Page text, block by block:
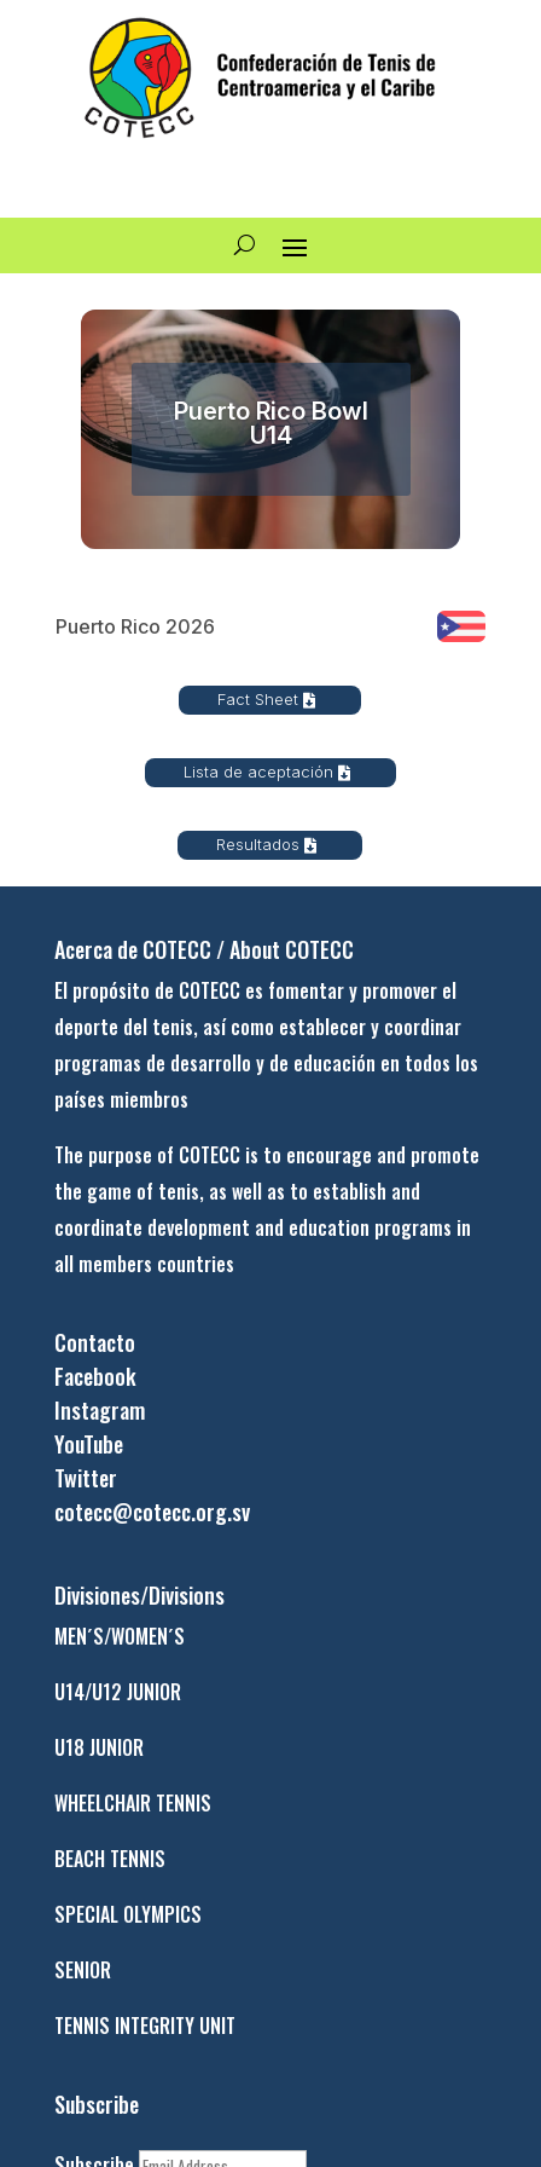
Puerto Rico Bowl
U14
Puerto Rico 2026
Fact Sheet
Lista de aceptación
Resultados
Acerca de COTECC / About COTECC
El propósito de COTECC es fomentar y promover el
deporte del tenis, así como establecer y coordinar
programas de desarrollo y de educación en todos los
países miembros
The purpose of COTECC is to encourage and promote
the game of tenis, as well as to establish and
coordinate development and education programs in
all members countries
Contacto
Facebook
Instagram
YouTube
Twitter
cotecc@cotecc.org.sv
Divisiones/Divisions
MEN´S/WOMEN´S
U14/U12 JUNIOR
U18 JUNIOR
WHEELCHAIR TENNIS
BEACH TENNIS
SPECIAL OLYMPICS
SENIOR
TENNIS INTEGRITY UNIT
Subscribe